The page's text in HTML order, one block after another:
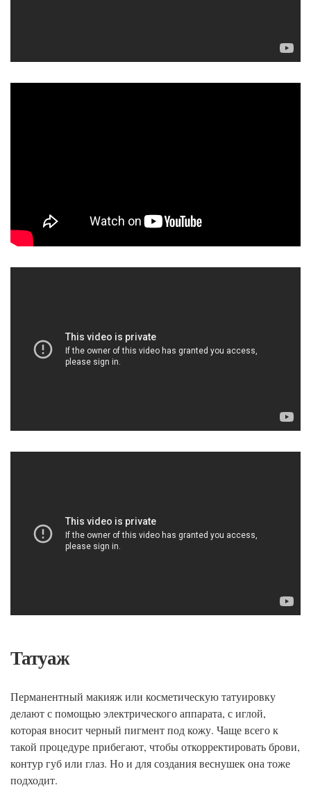
Татуаж
Перманентный макияж или косметическую татуировку
делают с помощью электрического аппарата, с иглой,
которая вносит черный пигмент под кожу. Чаще всего к
такой процедуре прибегают, чтобы откорректировать брови,
контур губ или глаз. Но и для создания веснушек она тоже
подходит.